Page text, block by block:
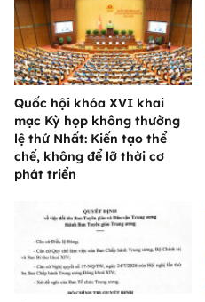
Quốc hội khóa XVI khai
mạc Kỳ họp không thường
lệ thứ Nhất: Kiến tạo thể
chế, không để lỡ thời cơ
phát triển